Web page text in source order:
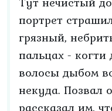
портрет
грязный,
пальцах -
волосы дыбом
некуда. Позвал
рассказал им,